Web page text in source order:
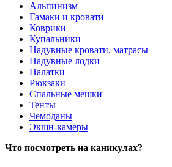
Альпинизм
Гамаки и кровати
Коврики
Купальники
Надувные кровати, матрасы
Надувные лодки
Палатки
Рюкзаки
Спальные мешки
Тенты
Чемоданы
Экшн-камеры
Что посмотреть на каникулах?